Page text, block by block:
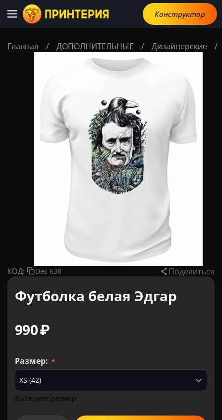
Конструктор
Главная / ДОПОЛНИТЕЛЬНЫЕ / Дизайнерские /
КОД: Des 638 Поделиться
Футболка белая Эдгар
‍990‍₽
Размер:
Выберите размер